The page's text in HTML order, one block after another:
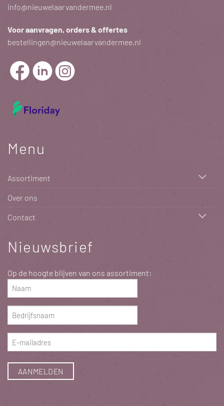
info@nieuwelaarvandermee.nl
Voor aanvragen, orders & offertes
bestellingen@nieuwelaarvandermee.nl
Menu
Assortiment
Over ons
Contact
Nieuwsbrief
Op de hoogte blijven van ons assortiment:
Naam
(Vereist)
Bedrijfsnaam
(Vereist)
E-
mailadres
(Vereist)